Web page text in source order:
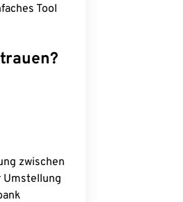
Tool
zwischen
Umstellung